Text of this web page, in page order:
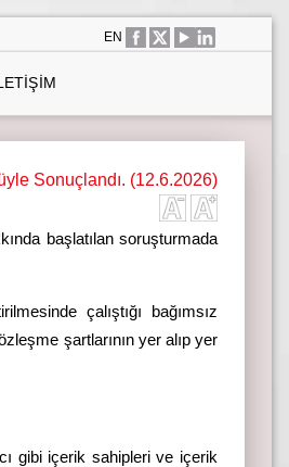
EN
Sonuçlandı. (12.6.2026)
başlatılan soruşturmada
çalıştığı bağımsız
şartlarının yer alıp yer
gibi içerik sahipleri ve içerik